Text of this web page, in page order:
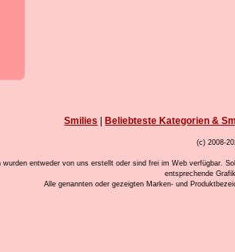
Smilies Beliebteste Kategorien &
(c) 2008-
wurden entweder von uns erstellt oder sind frei im Web verfügbar.
entsprechende
Alle genannten oder gezeigten Marken- und